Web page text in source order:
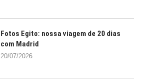
Fotos Egito: nossa viagem de 20 dias
com Madrid
20/07/2026